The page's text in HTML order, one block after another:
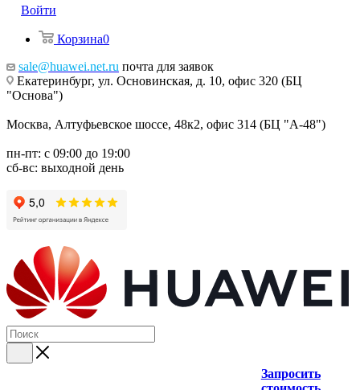
Войти
Корзина0
sale@huawei.net.ru почта для заявок
Екатеринбург, ул. Основинская, д. 10, офис 320 (БЦ
"Основа")
Москва, Алтуфьевское шоссе, 48к2, офис 314 (БЦ "А-48")
пн-пт: с 09:00 до 19:00
сб-вс: выходной день
Запросить